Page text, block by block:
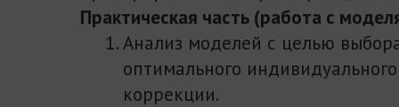
Практическая часть (работа с
Анализ моделей с целью
оптимального
коррекции.